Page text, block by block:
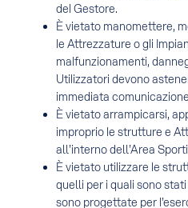
del Gestore.
È vietato manomettere,
le Attrezzature o gli
malfunzionamenti,
Utilizzatori devono
immediata
È vietato arrampicarsi,
improprio le strutture e
all’interno dell’Area
È vietato utilizzare le
quelli per i quali sono
sono progettate per